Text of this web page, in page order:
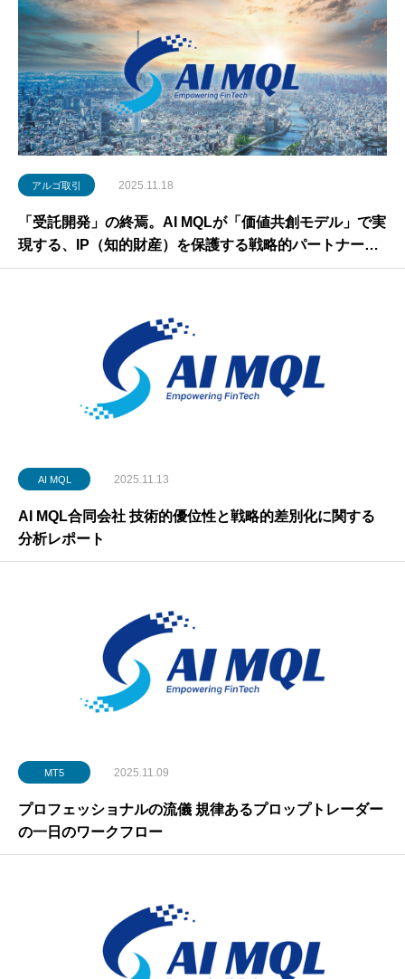
アルゴ取引 2025.11.18
「受託開発」の終焉。AI MQLが「価値共創モデル」で実
現する、IP（知的財産）を保護する戦略的パートナーシ
ップ
AI MQL 2025.11.13
AI MQL合同会社 技術的優位性と戦略的差別化に関する
分析レポート
MT5 2025.11.09
プロフェッショナルの流儀 規律あるプロップトレーダー
の一日のワークフロー